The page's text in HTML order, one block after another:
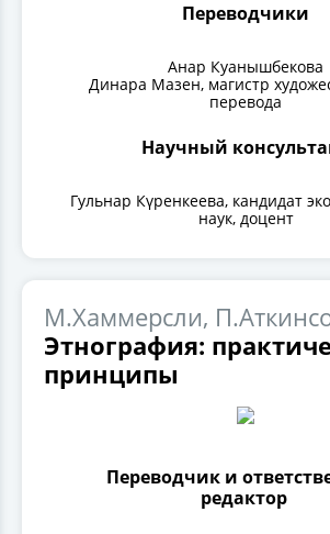
Переводчики
Анар Куанышбекова
Динара Мазен, магистр
перевода
Научный
Гульнар Күренкеева, кандидат
наук, доцент
М.Хаммерсли,
Этнография:
принципы
Переводчик и
редактор